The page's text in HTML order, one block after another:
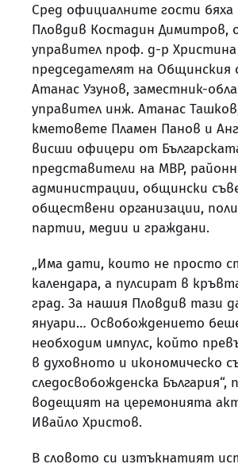
Сред официалните гости
Пловдив Костадин Димитров,
управител проф. д-р Христина
председателят на Общинския
Атанас Узунов, заместник-
управител инж. Атанас
кметовете Пламен Панов и
висши офицери от
представители на МВР,
администрации, общински
обществени организации,
партии, медии и граждани.
„Има дати, които не просто
календара, а пулсират в
град. За нашия Пловдив тази
януари… Освобождението
необходим импулс, който
в духовното и икономическо
следосвобожденска България“,
водещият на церемонията
Ивайло Христов.
В словото си изтъкнатият